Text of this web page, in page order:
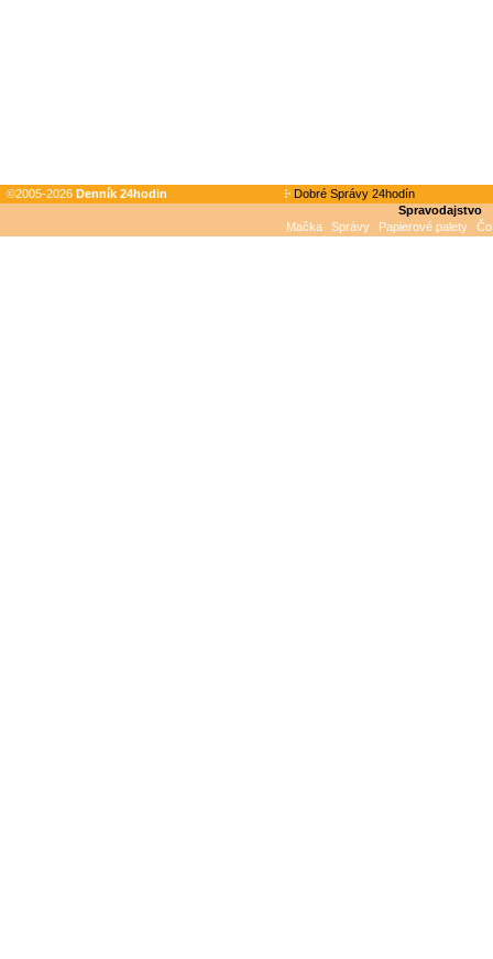
©2005-2026 Denník 24hodin
Dobré Správy 24hodín
Spravodajstvo
Mačka
Správy Papierové palety